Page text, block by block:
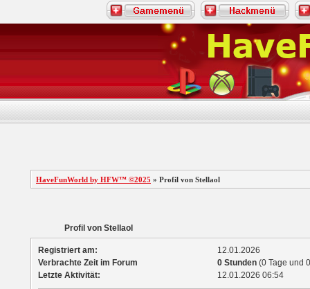
HaveFunWorld by HFW™ ©2025 » Profil von Stellaol
Profil von Stellaol
Registriert am:
12.01.2026
Verbrachte Zeit im Forum
0 Stunden (0 Tage und
Letzte Aktivität:
12.01.2026 06:54